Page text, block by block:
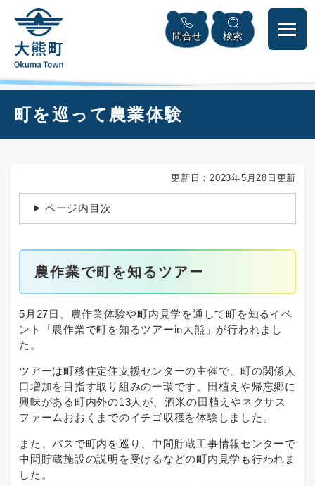
頭
メニューを飛ばして本文へ
問合せ 検索
町を巡って農業体験
更新日：2023年5月28日更新
ページ内目次
農作業で町を知るツアー
5月27日、農作業体験や町内見学を通して町を知るイベ
ント「農作業で町を知るツアーin大熊」が行われまし
た。
ツアーは町移住定住支援センターの主催で、町の関係人
口増加を目指す取り組みの一環です。田植えや帰忘郷に
興味がある町内外の13人が、酒米の田植えやネクサス
ファームおおくまでのイチゴ収穫を体験しました。
また、バスで町内を巡り、中間貯蔵工事情報センターで
中間貯蔵施設の説明を受けるなどの町内見学も行われま
した。